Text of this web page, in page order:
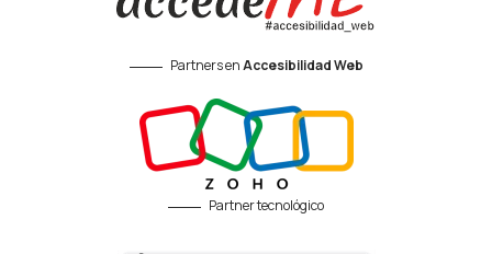
Partners enAccesibilidad Web
Partner tecnológico